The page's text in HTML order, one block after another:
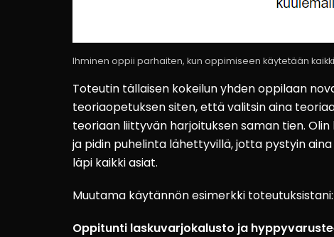
Ihminen oppii parhaiten, kun oppimiseen käytetään
Toteutin tällaisen kokeilun yhden oppilaan
teoriaopetuksen siten, että valitsin aina
teoriaan liittyvän harjoituksen saman tien.
ja pidin puhelinta lähettyvillä, jotta pystyin
läpi kaikki asiat.
Muutama käytännön esimerkki toteutuksistani:
Oppitunti laskuvarjokalusto ja